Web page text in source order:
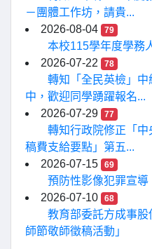
－團體工作坊，請貴...
2026-08-04
79
本校115學年度學務
2026-07-22
78
轉知「全民英檢」
中，歡迎同學踴躍報名...
2026-07-29
77
轉知行政院修正「
稿費支給要點」第五...
2026-07-15
69
預防性影像犯罪宣導
2026-07-10
68
教育部委託方成事
師節敬師徵稿活動」